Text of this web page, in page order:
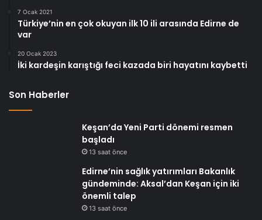
7 Ocak 2021
Türkiye’nin en çok okuyan ilk 10 ili arasında Edirne de
var
20 Ocak 2023
İki kardeşin karıştığı feci kazada biri hayatını kaybetti
Son Haberler
Keşan’da Yeni Parti dönemi resmen
başladı
13 saat önce
Edirne’nin sağlık yatırımları Bakanlık
gündeminde: Aksal’dan Keşan için iki
önemli talep
13 saat önce